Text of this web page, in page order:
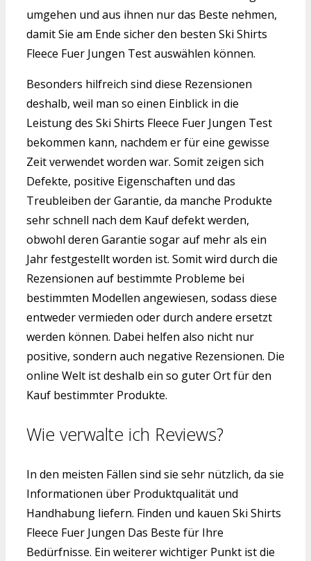
umgehen und aus ihnen nur das Beste nehmen,
damit Sie am Ende sicher den besten Ski Shirts
Fleece Fuer Jungen Test auswählen können.
Besonders hilfreich sind diese Rezensionen
deshalb, weil man so einen Einblick in die
Leistung des Ski Shirts Fleece Fuer Jungen Test
bekommen kann, nachdem er für eine gewisse
Zeit verwendet worden war. Somit zeigen sich
Defekte, positive Eigenschaften und das
Treubleiben der Garantie, da manche Produkte
sehr schnell nach dem Kauf defekt werden,
obwohl deren Garantie sogar auf mehr als ein
Jahr festgestellt worden ist. Somit wird durch die
Rezensionen auf bestimmte Probleme bei
bestimmten Modellen angewiesen, sodass diese
entweder vermieden oder durch andere ersetzt
werden können. Dabei helfen also nicht nur
positive, sondern auch negative Rezensionen. Die
online Welt ist deshalb ein so guter Ort für den
Kauf bestimmter Produkte.
Wie verwalte ich Reviews?
In den meisten Fällen sind sie sehr nützlich, da sie
Informationen über Produktqualität und
Handhabung liefern. Finden und kauen Ski Shirts
Fleece Fuer Jungen Das Beste für Ihre
Bedürfnisse. Ein weiterer wichtiger Punkt ist die